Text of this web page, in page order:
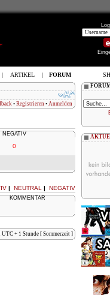
• Registrieren • Anmelden
NEGATIV
0
| NEUTRAL | NEGATIV
KOMMENTAR
+ 1 Stunde [ Sommerzeit ]
| ARTIKEL | FORUM